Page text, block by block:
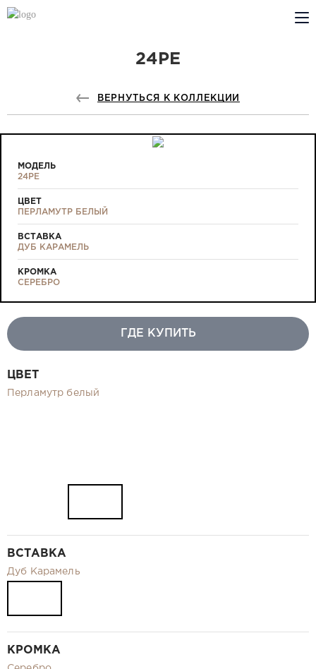
КОМПАНИЯ
PROFILDOORS
24PE
ВЕРНУТЬСЯ К КОЛЛЕКЦИИ
МОДЕЛЬ
24PE
ЦВЕТ
ПЕРЛАМУТР БЕЛЫЙ
ВСТАВКА
ДУБ КАРАМЕЛЬ
КРОМКА
СЕРЕБРО
ГДЕ КУПИТЬ
ЦВЕТ
Перламутр белый
ВСТАВКА
Дуб Карамель
КРОМКА